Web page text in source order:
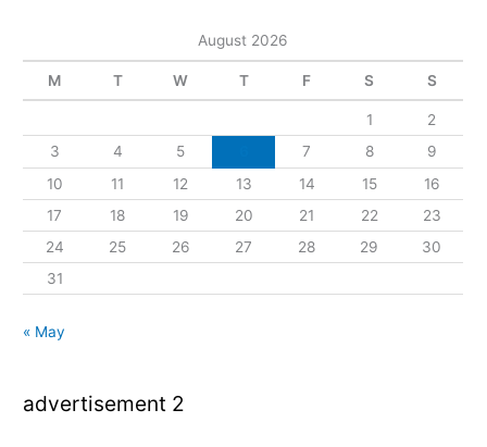
August 2026
M T W T F S S
1
2
3
4 5 7 8
9
10
11 12 13 14 15
16
17
18 19 20 21 22
23
24
25 26 27 28 29
30
31
« May
advertisement 2